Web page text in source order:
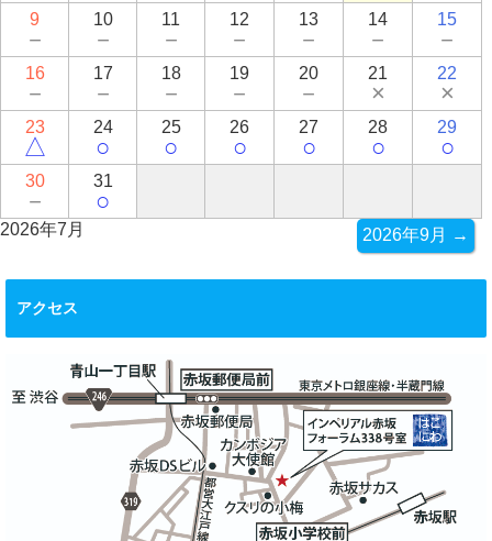
9
－
10
－
11
－
12
－
13
－
14
－
15
－
16
－
17
－
18
－
19
－
20
－
21
×
22
×
23
△
24
○
25
○
26
○
27
○
28
○
29
○
30
－
31
○
2026年7月 2026年9月 →
アクセス